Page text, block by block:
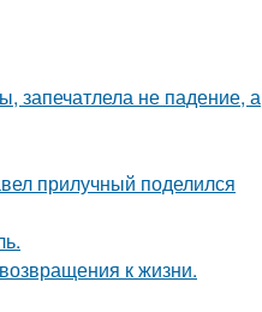
запечатлела не падение, а
прилучный поделился
к жизни.